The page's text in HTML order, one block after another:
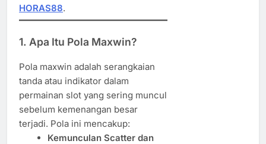
HORAS88.
1. Apa Itu Pola Maxwin?
Pola maxwin adalah serangkaian
tanda atau indikator dalam
permainan slot yang sering muncul
sebelum kemenangan besar
terjadi. Pola ini mencakup:
Kemunculan Scatter dan